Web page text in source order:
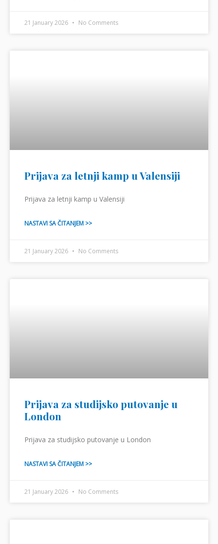
21 January 2026 No Comments
Prijava za letnji kamp u Valensiji
Prijava za letnji kamp u Valensiji
NASTAVI SA ČITANJEM >>
21 January 2026 No Comments
Prijava za studijsko putovanje u
London
Prijava za studijsko putovanje u London
NASTAVI SA ČITANJEM >>
21 January 2026 No Comments